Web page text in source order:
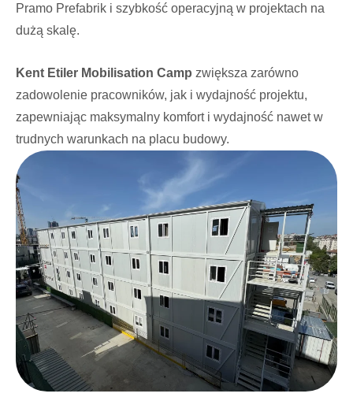
Pramo Prefabrik i szybkość operacyjną w projektach na
dużą skalę.
Kent Etiler Mobilisation Camp zwiększa zarówno
zadowolenie pracowników, jak i wydajność projektu,
zapewniając maksymalny komfort i wydajność nawet w
trudnych warunkach na placu budowy.